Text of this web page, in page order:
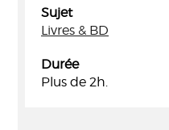
Sujet
Livres & BD
Durée
Plus de 2h.